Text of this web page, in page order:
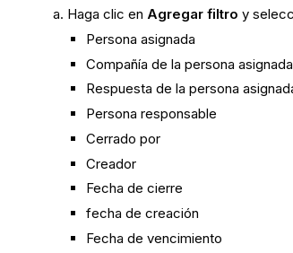
Haga clic en Agregar filtro y
Persona asignada
Compañía de la persona asignada
Respuesta de la persona
Persona responsable
Cerrado por
Creador
Fecha de cierre
fecha de creación
Fecha de vencimiento